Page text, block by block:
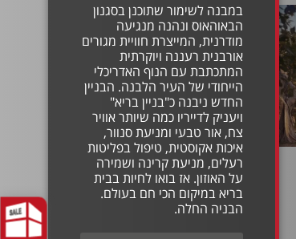
במבנה לשימור שתוכנן בסגנון
הבאוהאוס ונהנה מנגיעה
מודרנית, המייצרת חוויית מגורים
אורבנית רעננה ויוקרתית
המתכתבת עם הנוף האדריכלי
הייחודי של העיר הלבנה. הבניין
החדש ניבנה כ"בניין בריא"
ויעניק לדייריו כמה שיותר אוויר
צח, אור טבעי ומניעת סנוור,
איכות אקוסטית, טיפול בפליטות
רעלים, מניעת קרינה ושמירה
על האוזון. אז בואו לחיות בבית
בריא במיקום הכי חם בעולם.
הבניה החלה.